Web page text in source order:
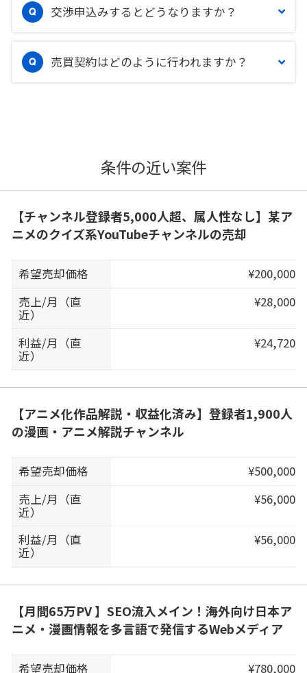
交渉申込みするとどうなりますか？
売買契約はどのように行われますか？
条件の近い案件
【チャンネル登録者5,000人超、属人性なし】某ア
ニメのクイズ系YouTubeチャンネルの売却
希望売却価格
¥200,000
売上/月（直
近）
¥28,000
利益/月（直
近）
¥24,720
【アニメ化作品解説・収益化済み】登録者1,900人
の漫画・アニメ解説チャンネル
希望売却価格
¥500,000
売上/月（直
近）
¥56,000
利益/月（直
近）
¥56,000
【月間65万PV 】SEO流入メイン！海外向け日本ア
ニメ・漫画情報を多言語で発信するWebメディア
希望売却価格
¥780,000